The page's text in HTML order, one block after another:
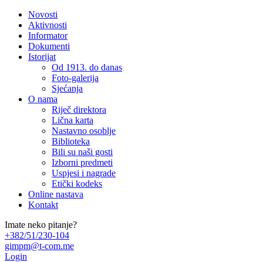
Novosti
Aktivnosti
Informator
Dokumenti
Istorijat
Od 1913. do danas
Foto-galerija
Sjećanja
O nama
Riječ direktora
Lična karta
Nastavno osoblje
Biblioteka
Bili su naši gosti
Izborni predmeti
Uspjesi i nagrade
Etički kodeks
Online nastava
Kontakt
Imate neko pitanje?
+382/51/230-104
gimpm@t-com.me
Login